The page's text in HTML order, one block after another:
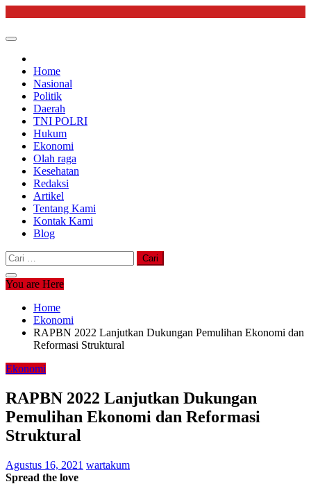
content
Home
Nasional
Politik
Daerah
TNI POLRI
Hukum
Ekonomi
Olah raga
Kesehatan
Redaksi
Artikel
Tentang Kami
Kontak Kami
Blog
Cari
untuk:
You are Here
Home
Ekonomi
RAPBN 2022 Lanjutkan Dukungan Pemulihan Ekonomi dan
Reformasi Struktural
Ekonomi
RAPBN 2022 Lanjutkan Dukungan
Pemulihan Ekonomi dan Reformasi
Struktural
Agustus 16, 2021 wartakum
Spread the love